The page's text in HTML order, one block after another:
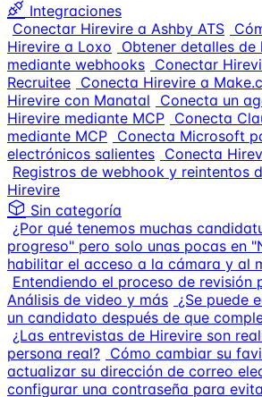
Integraciones
Conectar Hirevire a Ashby ATS
Hirevire a Loxo
Obtener detalles de
mediante webhooks Conectar
Recruitee Conecta Hirevire a
Hirevire con Manatal
Conecta un
Hirevire mediante MCP Conecta
mediante MCP Conecta Microsoft
electrónicos salientes Conecta
Registros de webhook y reintentos
Hirevire
Sin categoría
¿Por qué tenemos muchas
progreso" pero solo unas pocas en
habilitar el acceso a la cámara y al
Entendiendo el proceso de revisión
Análisis de video y más ¿Se puede
un candidato después de que
¿Las entrevistas de Hirevire son
persona real? Cómo cambiar su
actualizar su dirección de correo
configurar una contraseña para